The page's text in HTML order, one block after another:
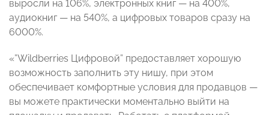
выросли на 106%, электронных книг — на 400%,
аудиокниг — на 540%, а цифровых товаров сразу на
6000%.
«”Wildberries Цифровой” предоставляет хорошую
возможность заполнить эту нишу, при этом
обеспечивает комфортные условия для продавцов —
вы можете практически моментально выйти на